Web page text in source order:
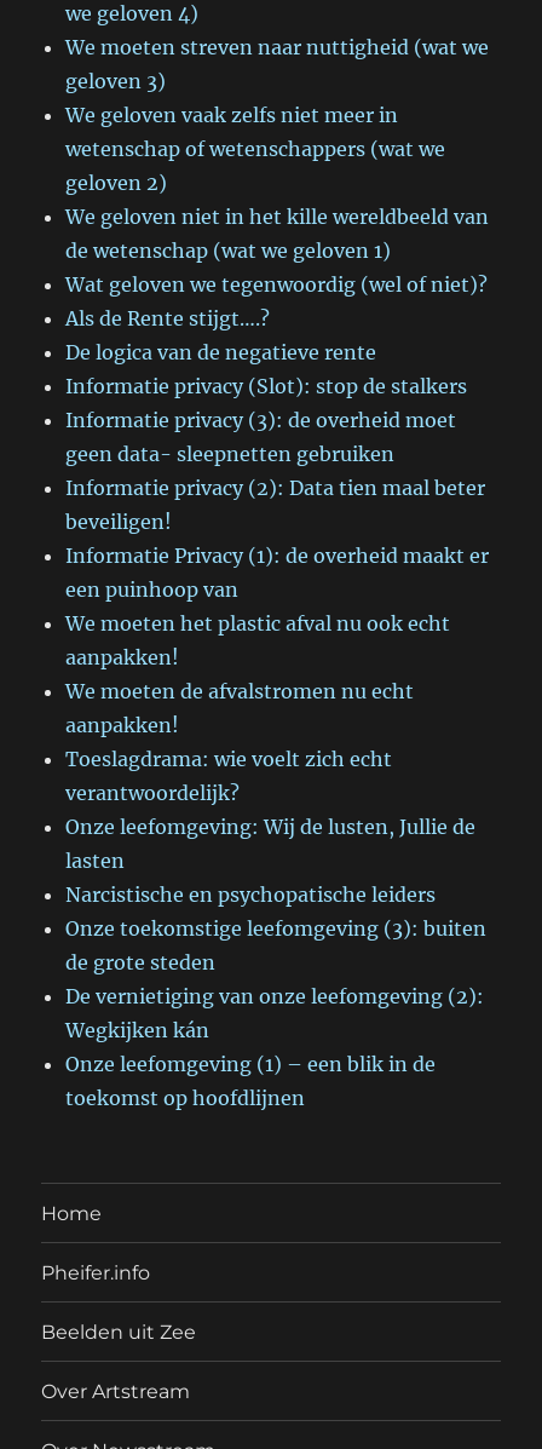
we geloven 4)
We moeten streven naar nuttigheid (wat we
geloven 3)
We geloven vaak zelfs niet meer in
wetenschap of wetenschappers (wat we
geloven 2)
We geloven niet in het kille wereldbeeld van
de wetenschap (wat we geloven 1)
Wat geloven we tegenwoordig (wel of niet)?
Als de Rente stijgt….?
De logica van de negatieve rente
Informatie privacy (Slot): stop de stalkers
Informatie privacy (3): de overheid moet
geen data- sleepnetten gebruiken
Informatie privacy (2): Data tien maal beter
beveiligen!
Informatie Privacy (1): de overheid maakt er
een puinhoop van
We moeten het plastic afval nu ook echt
aanpakken!
We moeten de afvalstromen nu echt
aanpakken!
Toeslagdrama: wie voelt zich echt
verantwoordelijk?
Onze leefomgeving: Wij de lusten, Jullie de
lasten
Narcistische en psychopatische leiders
Onze toekomstige leefomgeving (3): buiten
de grote steden
De vernietiging van onze leefomgeving (2):
Wegkijken kán
Onze leefomgeving (1) – een blik in de
toekomst op hoofdlijnen
Home
Pheifer.info
Beelden uit Zee
Over Artstream